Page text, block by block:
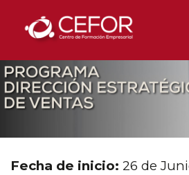
Fecha de inicio: 26 de